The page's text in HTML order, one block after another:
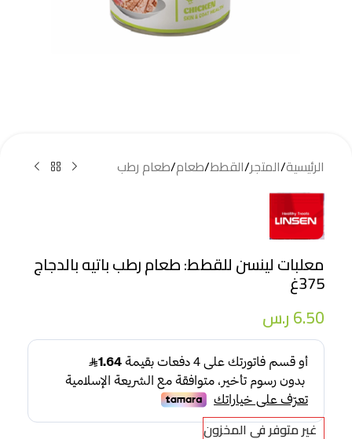
الرئيسية/المتجر/القطط/طعام/طعام رطب
معلبات لينسن للقطط: طعام رطب باتيه بالدجاج
375غ
6.50ر.س
غير متوفر في المخزون